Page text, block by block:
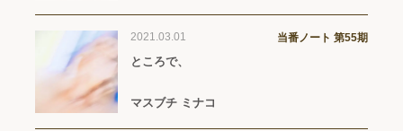
2021.03.01 当番ノート 第55期
ところで、
マスブチ ミナコ